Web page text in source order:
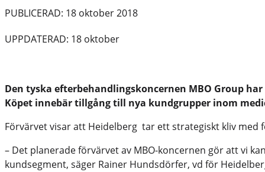
PUBLICERAD: 18 oktober 2018
UPPDATERAD: 18 oktober
Den tyska efterbehandlingskoncernen MBO Group
Köpet innebär tillgång till nya kundgrupper inom
Förvärvet visar att Heidelberg tar ett strategiskt kliv
– Det planerade förvärvet av MBO-koncernen gör att vi
kundsegment, säger Rainer Hundsdörfer, vd för